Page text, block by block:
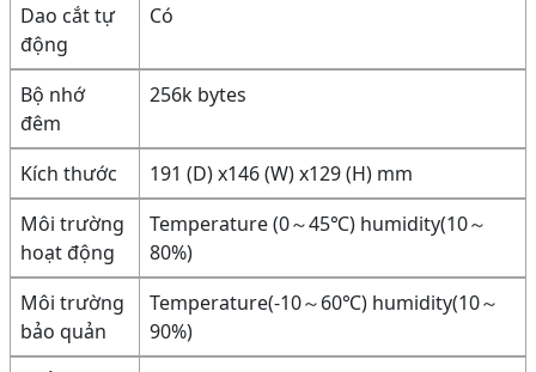
Dao cắt tự
động
Có
Bộ nhớ
đêm
256k bytes
Kích thước
191 (D) x146 (W) x129 (H) mm
Môi trường
hoạt động
Temperature (0～45℃) humidity(10～
80%)
Môi trường
bảo quản
Temperature(-10～60℃) humidity(10～
90%)